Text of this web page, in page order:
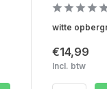
witte
€14,99
Incl. btw